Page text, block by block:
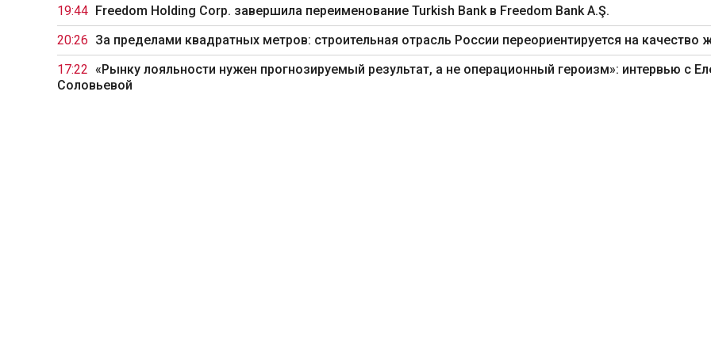
19:44 Freedom Holding Corp. завершила переименование Turkish Bank в Freedom Bank A.Ş.
20:26 За пределами квадратных метров: строительная отрасль России переориентируется на качество
17:22 «Рынку лояльности нужен прогнозируемый результат, а не операционный героизм»: интервью с
Соловьевой